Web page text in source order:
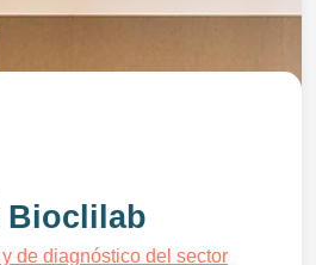
Bioclilab
de diagnóstico del sector